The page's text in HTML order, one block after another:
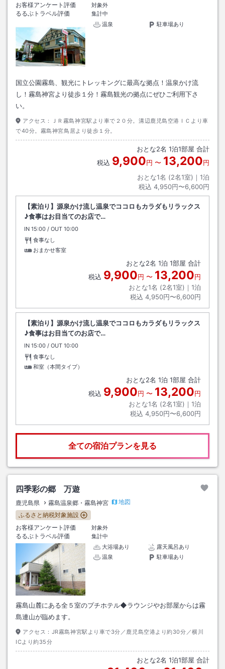
お客様アンケート評価
対象外
るるぶトラベル評価
集計中
温泉
駐車場あり
国立公園霧島、観光にトレッキングに最高な拠点！温泉かけ流
し！霧島神宮より徒歩１分！霧島観光の拠点にぜひご利用下さ
い。
アクセス：
ＪＲ霧島神宮駅より車で２０分。溝辺鹿児島空港ＩＣより車
で40分。霧島神宮鳥居より徒歩１分。
おとな2名 1泊1部屋 合計
税込 9,900円 〜 13,200円
おとな1名 (2名1室)｜ 1泊
税込 4,950円〜6,600円
【素泊り】源泉かけ流し温泉でココロもカラダもリラックス
♪食事はお目当てのお店で…
IN チェックイン
15:00 / OUT チェックアウト
10:00
食事なし
おまかせ客室
おとな2名 1泊 1部屋 合計
税込 9,900円 〜 13,200円
おとな1名 (2名1室)｜ 1泊
税込 4,950円〜6,600円
【素泊り】源泉かけ流し温泉でココロもカラダもリラックス
♪食事はお目当てのお店で…
IN チェックイン
15:00 / OUT チェックアウト
10:00
食事なし
和室（本間タイプ）
おとな2名 1泊 1部屋 合計
税込 9,900円 〜 13,200円
おとな1名 (2名1室)｜ 1泊
税込 4,950円〜6,600円
全ての宿泊プランを見る
四季彩の郷 万遊
鹿児島県 霧島温泉郷・霧島神宮
地図
ふるさと納税対象施設
お客様アンケート評価
対象外
るるぶトラベル評価
集計中
大浴場あり
露天風呂あり
温泉
駐車場あり
霧島山麓にある全５室のプチホテル◆ラウンジやお部屋からは霧
島連山が臨めます。
アクセス： JR霧島神宮駅より車で3分／鹿児島空港より約30分／横川
ICより約35分
おとな2名 1泊1部屋 合計